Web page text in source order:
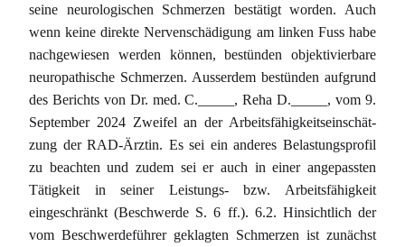
seine neurologischen Schmerzen bestätigt worden. Auch
wenn keine direkte Nervenschädigung am linken Fuss habe
nachgewiesen werden können, bestünden objektivierbare
neuropathische Schmerzen. Ausserdem bestünden aufgrund
des Berichts von Dr. med. C._____, Reha D._____, vom 9.
September 2024 Zweifel an der Arbeitsfähigkeitseinschät-
zung der RAD-Ärztin. Es sei ein anderes Belastungsprofil
zu beachten und zudem sei er auch in einer angepassten
Tätigkeit in seiner Leistungs- bzw. Arbeitsfähigkeit
eingeschränkt (Beschwerde S. 6 ff.). 6.2. Hinsichtlich der
vom Beschwerdeführer geklagten Schmerzen ist zunächst